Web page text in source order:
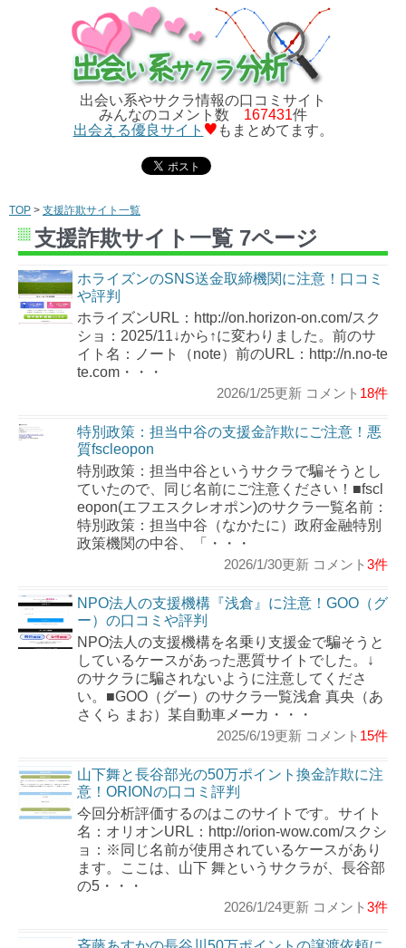
出会い系やサクラ情報の口コミサイト
みんなのコメント数 167431件
出会える優良サイト
もまとめてます。
TOP > 支援詐欺サイト一覧
支援詐欺サイト一覧 7ページ
ホライズンのSNS送金取締機関に注意！口コミ
や評判
ホライズンURL：http://on.horizon-on.com/スク
ショ：2025/11↓から↑に変わりました。前のサ
イト名：ノート（note）前のURL：http://n.no-te
te.com・・・
2026/1/25更新 コメント 18件
特別政策：担当中谷の支援金詐欺にご注意！悪
質fscleopon
特別政策：担当中谷というサクラで騙そうとし
ていたので、同じ名前にご注意ください！■fscl
eopon(エフエスクレオポン)のサクラ一覧名前：
特別政策：担当中谷（なかたに）政府金融特別
政策機関の中谷、「・・・
2026/1/30更新 コメント 3件
NPO法人の支援機構『浅倉』に注意！GOO（グ
ー）の口コミや評判
NPO法人の支援機構を名乗り支援金で騙そうと
しているケースがあった悪質サイトでした。↓
のサクラに騙されないように注意してくださ
い。■GOO（グー）のサクラ一覧浅倉 真央（あ
さくら まお）某自動車メーカ・・・
2025/6/19更新 コメント 15件
山下舞と長谷部光の50万ポイント換金詐欺に注
意！ORIONの口コミ評判
今回分析評価するのはこのサイトです。サイト
名：オリオンURL：http://orion-wow.com/スクシ
ョ：※同じ名前が使用されているケースがあり
ます。ここは、山下 舞というサクラが、長谷部
の5・・・
2026/1/24更新 コメント 3件